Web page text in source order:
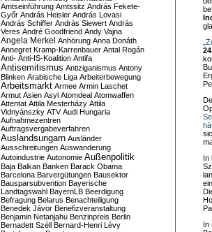
In
In
Amtseinführung Amtssitz András Fekete-
Győr András Heisler András Lovasi
András Schiffer András Siewert András
Veres André Goodfriend Andy Vajna
Angela Merkel Anhörung Anna Donáth
Annegret Kramp-Karrenbauer Antal Rogán
Anti- Anti-IS-Koalition Antifa
Antisemitismus Antiziganismus Antony
Blinken Arabische Liga Arbeiterbewegung
Arbeitsmarkt Armee Armin Laschet
Armut Asien Asyl Atomdeal Atomwaffen
Attentat Attila Mesterházy Attila
Vidnyánszky ATV Audi Hungaria
Aufnahmezentren
Auftragsvergabeverfahren
Auslandsungarn Ausländer
Ausschreitungen Auswanderung
Autoindustrie Autonomie Außenpolitik
Baja Balkan Banken Barack Obama
Barcelona Barvergütungen Bausektor
Bausparsubvention Bayerische
Landtagswahl BayernLB Beerdigung
Befragung Belarus Benachteiligung
Benedek Jávor Benefizveranstaltung
Benjamin Netanjahu Benzinpreis Berlin
Bernadett Széll Bernard-Henri Lévy